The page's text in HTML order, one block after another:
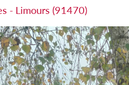
- Limours (91470)